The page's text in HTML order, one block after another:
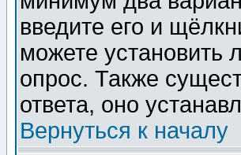
введите его и
можете установить
опрос. Также
ответа, оно
Вернуться к началу